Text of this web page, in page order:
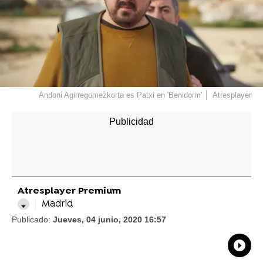
Andoni Agirregomezkorta es Patxi en 'Benidorm' Atresplayer
Atresplayer Premium
Madrid
Publicado: Jueves, 04 junio, 2020 16:57